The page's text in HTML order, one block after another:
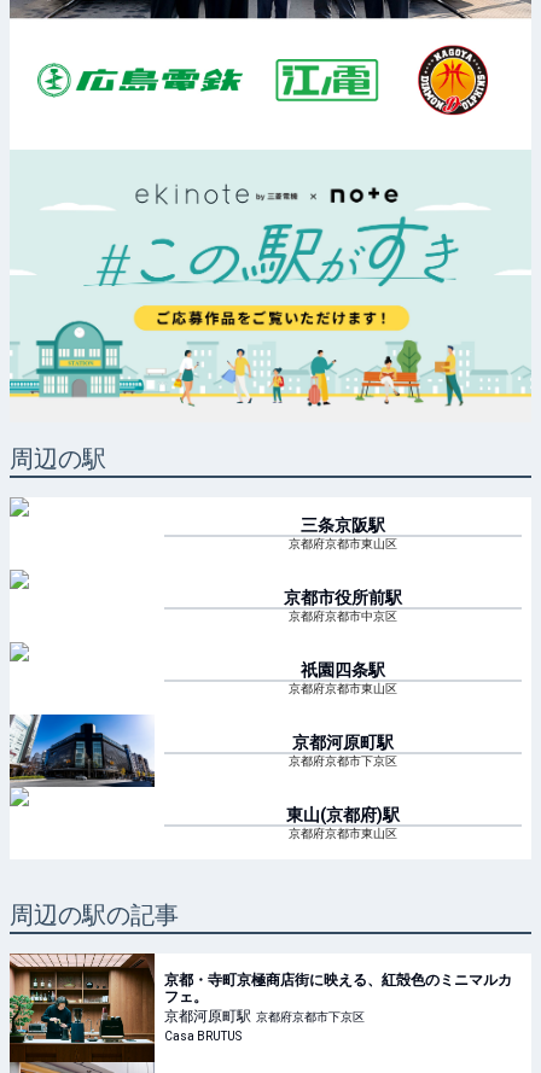
周辺の駅
三条京阪駅
京都府京都市東山区
京都市役所前駅
京都府京都市中京区
祇園四条駅
京都府京都市東山区
京都河原町駅
京都府京都市下京区
東山(京都府)駅
京都府京都市東山区
周辺の駅の記事
京都・寺町京極商店街に映える、紅殻色のミニマルカ
フェ。
京都河原町駅 京都府京都市下京区
Casa BRUTUS